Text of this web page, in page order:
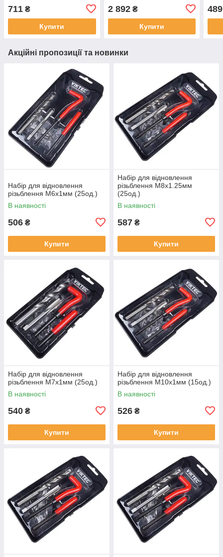
711 ₴
Купити
2 892₴
Купити
489
Акційні пропозиції та новинки
Набір для відновлення
різьблення М6x1мм (25од.)
В наявності
506 ₴
Купити
Набір для відновлення
різьблення М8x1.25мм
(25од.)
В наявності
587 ₴
Купити
Набір для відновлення
різьблення М7x1мм (25од.)
В наявності
540 ₴
Купити
Набір для відновлення
різьблення М10x1мм (15од.)
В наявності
526 ₴
Купити